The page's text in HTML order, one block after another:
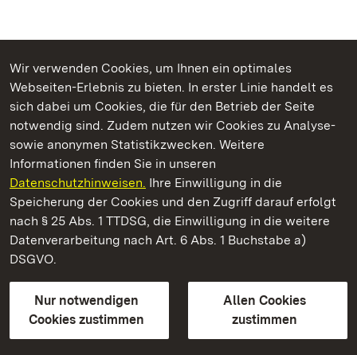
Wir verwenden Cookies, um Ihnen ein optimales
Webseiten-Erlebnis zu bieten. In erster Linie handelt es
sich dabei um Cookies, die für den Betrieb der Seite
notwendig sind. Zudem nutzen wir Cookies zu Analyse-
sowie anonymen Statistikzwecken. Weitere
Informationen finden Sie in unseren
Datenschutzhinweisen. Ihre Einwilligung in die
Speicherung der Cookies und den Zugriff darauf erfolgt
nach § 25 Abs. 1 TTDSG, die Einwilligung in die weitere
Datenverarbeitung nach Art. 6 Abs. 1 Buchstabe a)
DSGVO.
Nur notwendigen
Cookies zustimmen
Allen Cookies
zustimmen
Kommen. Staunen. Genießen.
Staatliche Schlösser und Gärten Baden‑Württemberg
Staatliche Schlösser und Gärten Baden-Württemberg
Kontakt
GebärdenspracheLeichte Sprache
Erklärung zur Barrierefreiheit
BITV-konform (geprüfte Seiten)